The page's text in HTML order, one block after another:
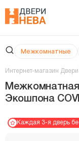
Межкомнатные
Интернет-магазин
Экошпона
Каждая 3-я дверь